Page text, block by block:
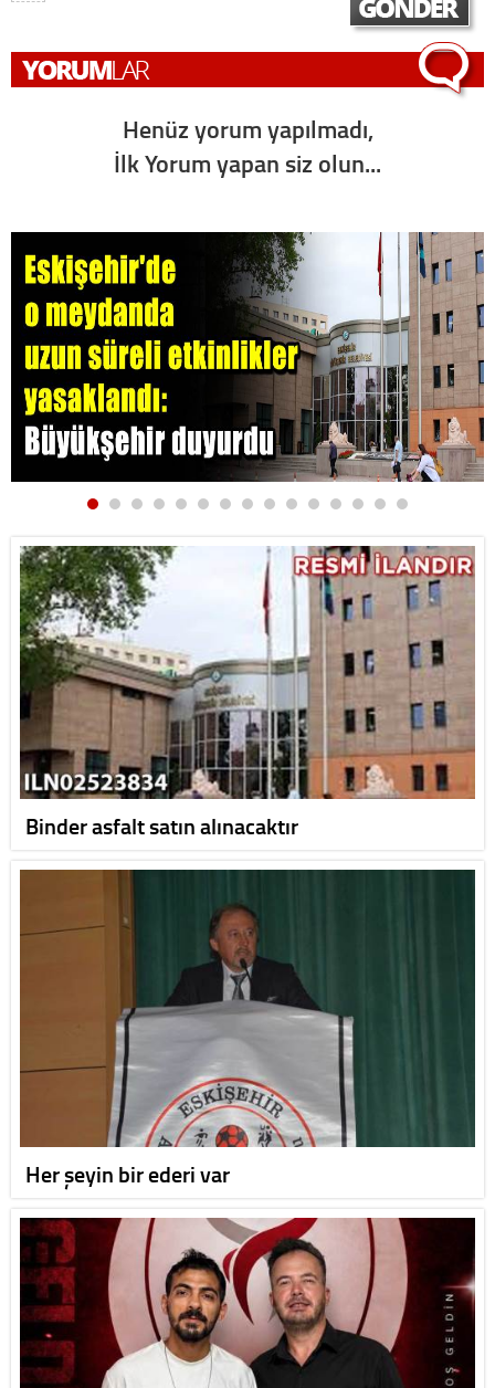
Henüz yorum yapılmadı,
İlk Yorum yapan siz olun...
Binder asfalt satın alınacaktır
Her şeyin bir ederi var